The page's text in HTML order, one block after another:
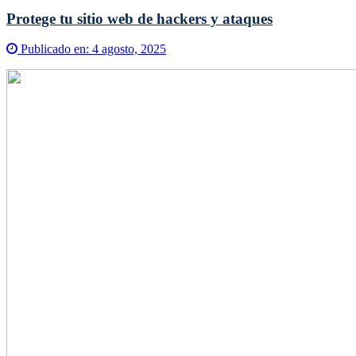
Protege tu sitio web de hackers y ataques
Publicado en: 4 agosto, 2025